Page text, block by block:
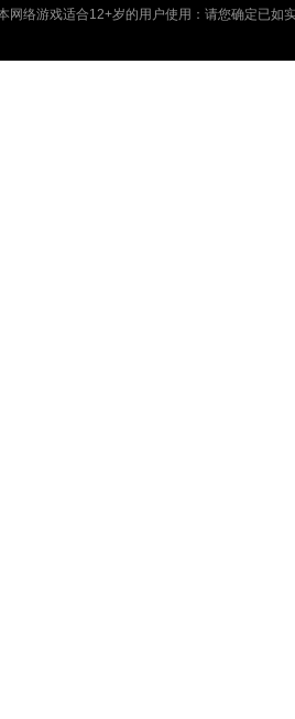
网络游戏适合12+岁的用户使用：请您确定已如